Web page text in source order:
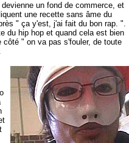
un fond de commerce, et
une recette sans âme du
" ça y'est, j'ai fait du bon rap. ".
du hip hop et quand cela est bien
" on va pas s'fouler, de toute